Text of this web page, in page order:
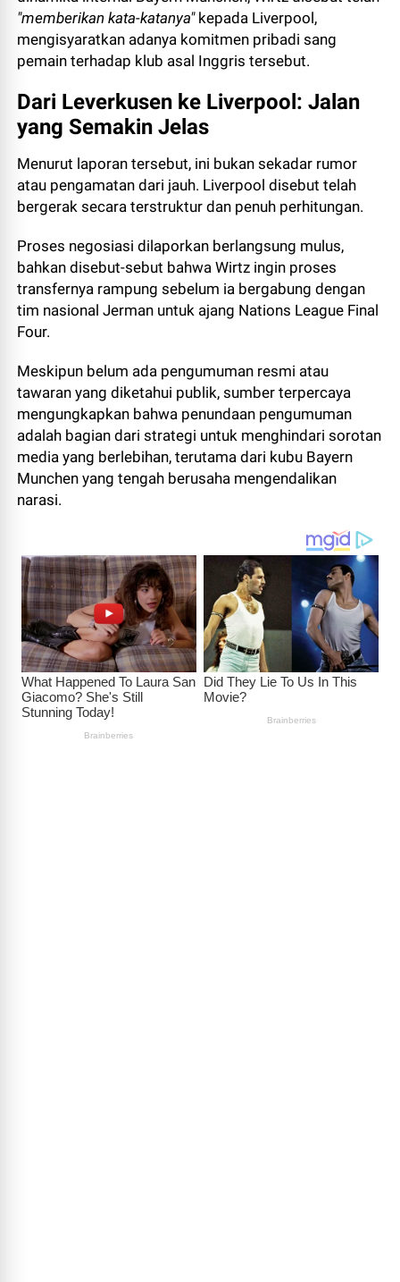
"memberikan kata-katanya"kepada Liverpool,
mengisyaratkan adanya komitmen pribadi sang
pemain terhadap klub asal Inggris tersebut.
Dari Leverkusen ke Liverpool: Jalan
yang Semakin Jelas
Menurut laporan tersebut, ini bukan sekadar rumor
atau pengamatan dari jauh. Liverpool disebut telah
bergerak secara terstruktur dan penuh perhitungan.
Proses negosiasi dilaporkan berlangsung mulus,
bahkan disebut-sebut bahwa Wirtz ingin proses
transfernya rampung sebelum ia bergabung dengan
tim nasional Jerman untuk ajang Nations League Final
Four.
Meskipun belum ada pengumuman resmi atau
tawaran yang diketahui publik, sumber terpercaya
mengungkapkan bahwa penundaan pengumuman
adalah bagian dari strategi untuk menghindari sorotan
media yang berlebihan, terutama dari kubu Bayern
Munchen yang tengah berusaha mengendalikan
narasi.